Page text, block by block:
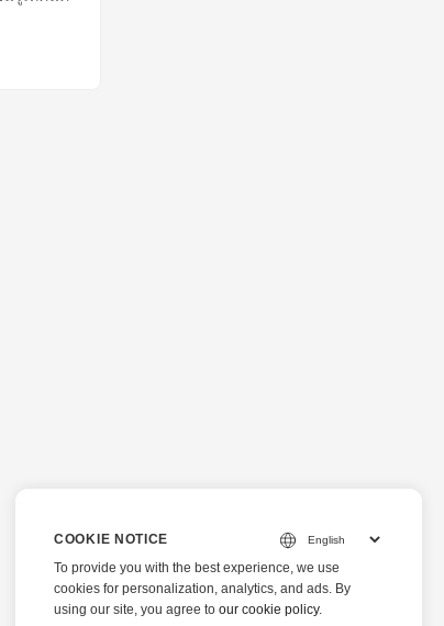
COOKIE NOTICE
To provide you with the best experience, we use
cookies for personalization, analytics, and ads. By
using our site, you agree to our cookie policy.